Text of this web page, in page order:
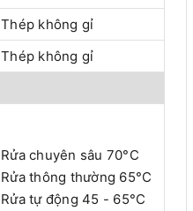
Thép không gỉ
Thép không gỉ
Rửa chuyên sâu 70°C
Rửa thông thường 65°C
Rửa tự động 45 - 65°C